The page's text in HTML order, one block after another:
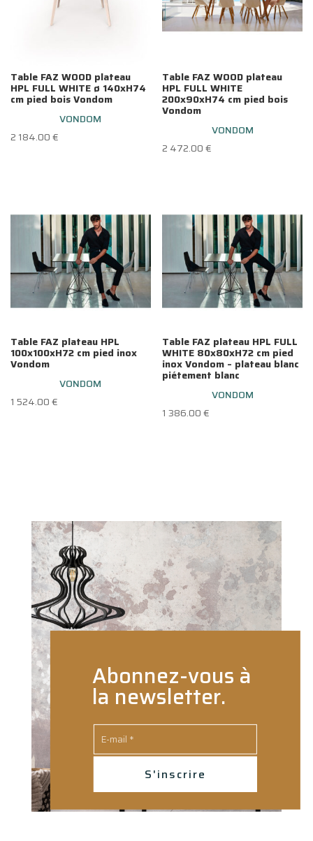
Table FAZ WOOD plateau
HPL FULL WHITE ø 140xH74
cm pied bois Vondom
VONDOM
2 184.00€
Table FAZ WOOD plateau
HPL FULL WHITE
200x90xH74 cm pied bois
Vondom
VONDOM
2 472.00€
Table FAZ plateau HPL
100x100xH72 cm pied inox
Vondom
VONDOM
1 524.00€
Table FAZ plateau HPL FULL
WHITE 80x80xH72 cm pied
inox Vondom – plateau blanc
piétement blanc
VONDOM
1 386.00€
Abonnez-vous à
la newsletter.
S'inscrire